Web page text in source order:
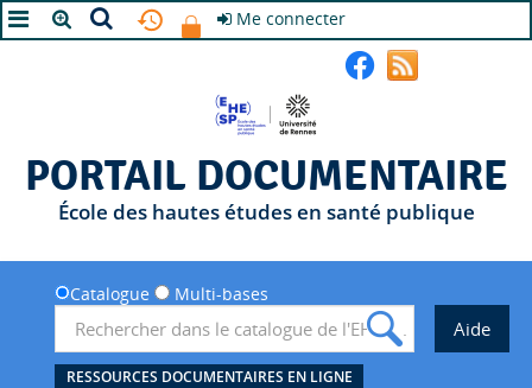
Me connecter
PORTAIL DOCUMENTAIRE
École des hautes études en santé publique
Catalogue Multi-bases
RESSOURCES DOCUMENTAIRES EN LIGNE